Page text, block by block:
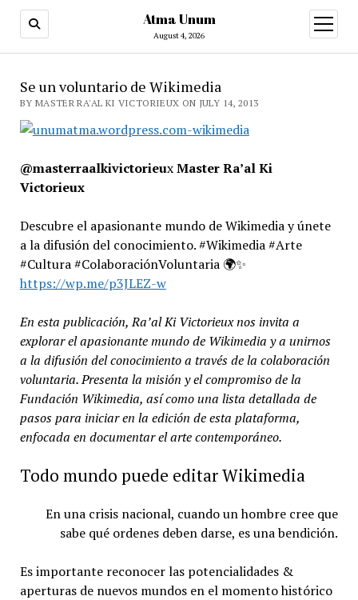
Atma Unum
August 4, 2026
open
menu
Se un voluntario de Wikimedia
BY MASTER RA'AL KI VICTORIEUX ON JULY 14, 2013
@masterraalkivictorieuxMaster Ra’al Ki
Victorieux
Descubre el apasionante mundo de Wikimedia y únete
a la difusión del conocimiento. #Wikimedia #Arte
#Cultura #ColaboraciónVoluntaria 🌍✨
https://wp.me/p3JLEZ-w
En esta publicación, Ra’al Ki Victorieux nos invita a
explorar el apasionante mundo de Wikimedia y a unirnos
a la difusión del conocimiento a través de la colaboración
voluntaria. Presenta la misión y el compromiso de la
Fundación Wikimedia, así como una lista detallada de
pasos para iniciar en la edición de esta plataforma,
enfocada en documentar el arte contemporáneo.
Todo mundo puede editar Wikimedia
En una crisis nacional, cuando un hombre cree que
sabe qué ordenes deben darse, es una bendición.
Es importante reconocer las potencialidades &
aperturas de nuevos mundos en el momento histórico